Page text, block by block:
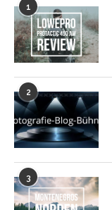
1
2
3